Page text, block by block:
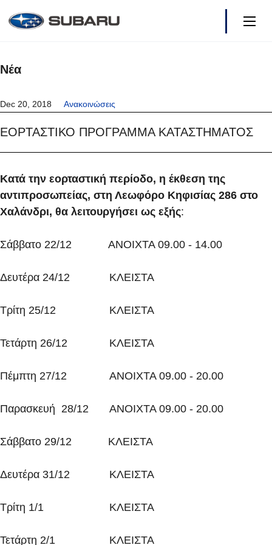
Τιμοκατάλογος
Τα Νέα μας
Ιδιοκτήτες
Ανταλλακτικά - Δίκτυο
Γιατί SUBARU
Η ιστορία μας
Subaru USED
Iστορίες
Επικοινωνία
Νέα
Dec 20, 2018 Ανακοινώσεις
ΕΟΡΤΑΣΤΙΚΟ ΠΡΟΓΡΑΜΜΑ ΚΑΤΑΣΤΗΜΑΤΟΣ
Κατά την εορταστική περίοδο, η έκθεση της
αντιπροσωπείας, στη Λεωφόρο Κηφισίας 286 στο
Χαλάνδρι, θα λειτουργήσει ως εξής:
Σάββατο 22/12 ΑΝΟΙΧΤΑ 09.00 - 14.00
Δευτέρα 24/12 ΚΛΕΙΣΤΑ
Τρίτη 25/12 ΚΛΕΙΣΤΑ
Τετάρτη 26/12 ΚΛΕΙΣΤΑ
Πέμπτη 27/12 ΑΝΟΙΧΤΑ 09.00 - 20.00
Παρασκευή 28/12 ΑΝΟΙΧΤΑ 09.00 - 20.00
Σάββατο 29/12 ΚΛΕΙΣΤΑ
Δευτέρα 31/12 ΚΛΕΙΣΤΑ
Τρίτη 1/1 ΚΛΕΙΣΤΑ
Τετάρτη 2/1 ΚΛΕΙΣΤΑ